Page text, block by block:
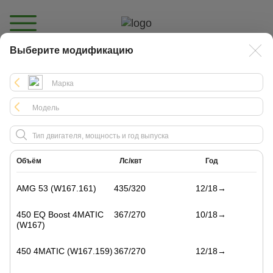
Выберите модификацию
Объём Лс/квт Год
AMG 53 (W167.161) 435/320 12/18→
450 EQ Boost 4MATIC
(W167)
367/270 10/18→
450 4MATIC (W167.159) 367/270 12/18→